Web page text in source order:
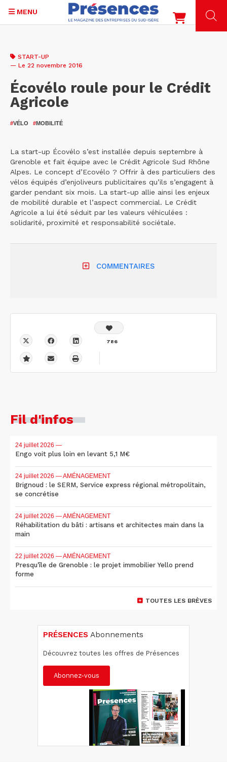
contenu
MENU
START-UP
— Le 22 novembre 2016
Écovélo roule pour le Crédit
Agricole
#VÉLO #MOBILITÉ
La start-up Écovélo s’est installée depuis septembre à
Grenoble et fait équipe avec le Crédit Agricole Sud Rhône
Alpes. Le concept d’Ecovélo ? Offrir à des particuliers des
vélos équipés d’enjoliveurs publicitaires qu’ils s’engagent à
garder pendant six mois. La start-up allie ainsi les enjeux
de mobilité durable et l’aspect commercial. Le Crédit
Agricole a lui été séduit par les valeurs véhiculées :
solidarité, proximité et responsabilité sociétale.
COMMENTAIRES
786
Fil d'infos
24 juillet 2026 —
Engo voit plus loin en levant 5,1 M€
24 juillet 2026 — AMÉNAGEMENT
Brignoud : le SERM, Service express régional métropolitain,
se concrétise
24 juillet 2026 — AMÉNAGEMENT
Réhabilitation du bâti : artisans et architectes main dans la
main
22 juillet 2026 — AMÉNAGEMENT
Presqu'île de Grenoble : le projet immobilier Yello prend
forme
TOUTES LES BRÈVES
PRÉSENCES Abonnements
Découvrez toutes les offres de Présences
Abonnez-vous